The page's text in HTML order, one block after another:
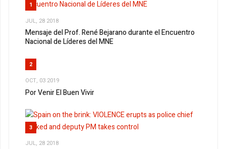
1
JUL, 28 2018
Mensaje del Prof. René Bejarano durante el Encuentro
Nacional de Líderes del MNE
2
OCT, 03 2019
Por Venir El Buen Vivir
3
JUL, 28 2018